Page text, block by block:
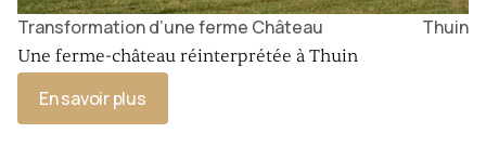
Transformation d’une ferme Château Thuin
Une ferme-château réinterprétée à Thuin
En savoir plus